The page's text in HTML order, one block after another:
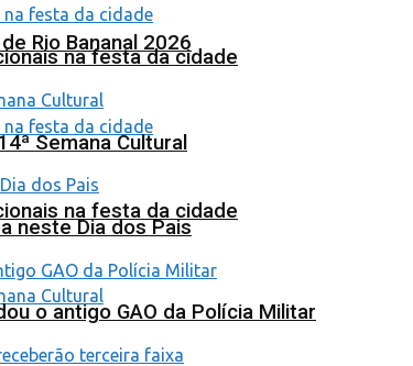
Rio Bananal 2026
na festa da cidade
na festa da cidade
Semana Cultural
neste Dia dos Pais
o antigo GAO da Polícia Militar